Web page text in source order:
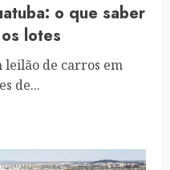
o que saber
lotes
leilão de carros em
de...